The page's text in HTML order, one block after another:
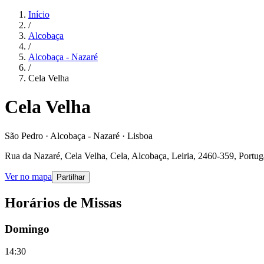
Início
/
Alcobaça
/
Alcobaça - Nazaré
/
Cela Velha
Cela Velha
São Pedro · Alcobaça - Nazaré · Lisboa
Rua da Nazaré, Cela Velha, Cela, Alcobaça, Leiria, 2460-359,
Ver no mapa Partilhar
Horários de Missas
Domingo
14:30